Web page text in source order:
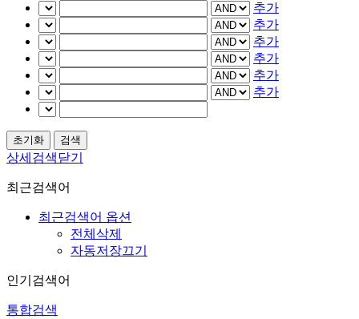
추가
추가
추가
추가
추가
추가
상세검색닫기
최근검색어
최근검색어 옵션
전체삭제
자동저장끄기
인기검색어
통합검색